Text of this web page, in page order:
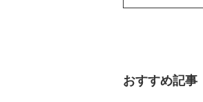
おすすめ記事